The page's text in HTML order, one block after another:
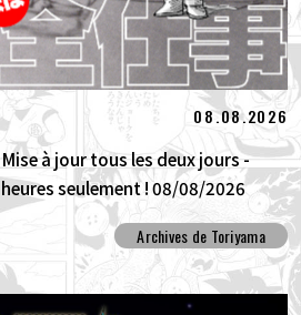
08.08.2026
à jour tous les deux jours -
seulement ! 08/08/2026
Archives de Toriyama